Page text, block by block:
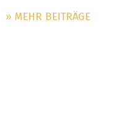
» MEHR BEITRÄGE